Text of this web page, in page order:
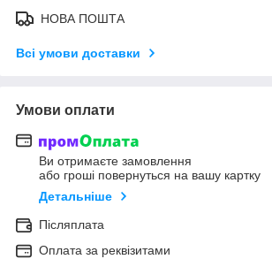
НОВА ПОШТА
Всі умови доставки
Умови оплати
Ви отримаєте замовлення
або гроші повернуться на вашу картку
Детальніше
Післяплата
Оплата за реквізитами